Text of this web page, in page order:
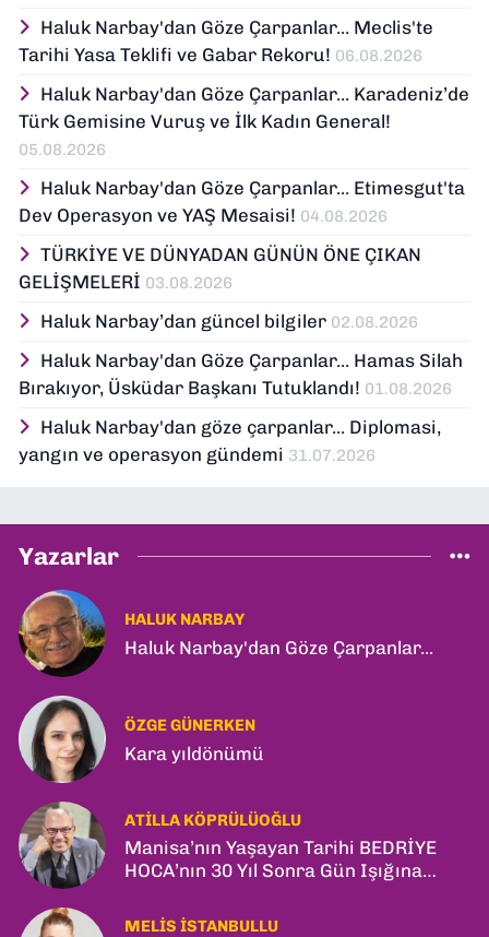
Haluk Narbay'dan Göze Çarpanlar... Meclis'te
Tarihi Yasa Teklifi ve Gabar Rekoru! 06.08.2026
Haluk Narbay'dan Göze Çarpanlar... Karadeniz’de
Türk Gemisine Vuruş ve İlk Kadın General!
05.08.2026
Haluk Narbay'dan Göze Çarpanlar... Etimesgut'ta
Dev Operasyon ve YAŞ Mesaisi! 04.08.2026
TÜRKİYE VE DÜNYADAN GÜNÜN ÖNE ÇIKAN
GELİŞMELERİ 03.08.2026
Haluk Narbay’dan güncel bilgiler 02.08.2026
Haluk Narbay'dan Göze Çarpanlar... Hamas Silah
Bırakıyor, Üsküdar Başkanı Tutuklandı! 01.08.2026
Haluk Narbay'dan göze çarpanlar... Diplomasi,
yangın ve operasyon gündemi 31.07.2026
Yazarlar
HALUK NARBAY
Haluk Narbay'dan Göze Çarpanlar...
ÖZGE GÜNERKEN
Kara yıldönümü
ATILLA KÖPRÜLÜOĞLU
Manisa’nın Yaşayan Tarihi BEDRİYE
HOCA’nın 30 Yıl Sonra Gün Işığına
MELIS İSTANBULLU